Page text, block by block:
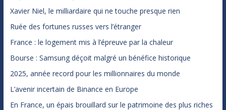
Xavier Niel, le milliardaire qui ne touche presque rien
Ruée des fortunes russes vers l’étranger
France : le logement mis à l’épreuve par la chaleur
Bourse : Samsung déçoit malgré un bénéfice historique
2025, année record pour les millionnaires du monde
L’avenir incertain de Binance en Europe
En France, un épais brouillard sur le patrimoine des plus riches